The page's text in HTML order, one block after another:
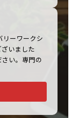
リーワークシ
いました
い。専門の